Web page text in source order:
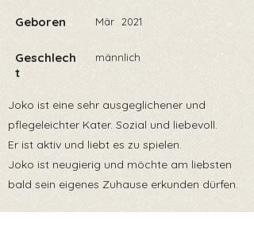
Geboren
Geschlech
t
Mär 2021
männlich
Joko ist eine sehr ausgeglichener und
pflegeleichter Kater. Sozial und liebevoll.
Er ist aktiv und liebt es zu spielen.
Joko ist neugierig und möchte am liebsten
bald sein eigenes Zuhause erkunden dürfen.